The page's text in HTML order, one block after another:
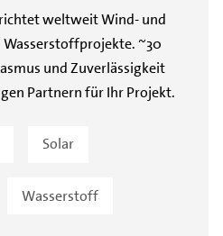
weltweit Wind- und
~30
und Zuverlässigkeit
Partnern für Ihr Projekt.
Solar
Wasserstoff